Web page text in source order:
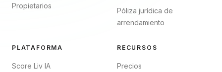
Propietarios
Póliza jurídica de
arrendamiento
PLATAFORMA
Score Liv IA
RECURSOS
Precios